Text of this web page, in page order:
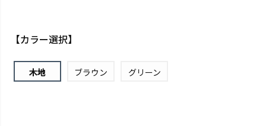
【カラー選択】
木地 ブラウン グリーン